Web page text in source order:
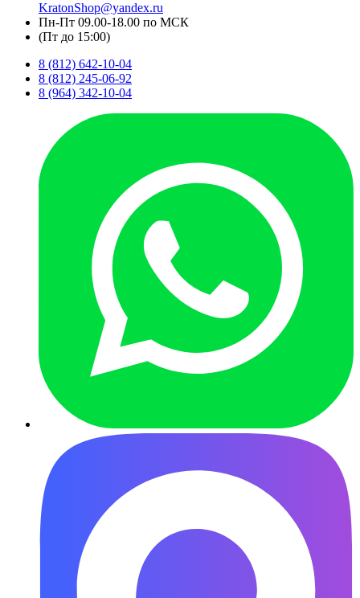
KratonShop@yandex.ru
Пн-Пт 09.00-18.00 по МСК
(Пт до 15:00)
8 (812) 642-10-04
8 (812) 245-06-92
8 (964) 342-10-04